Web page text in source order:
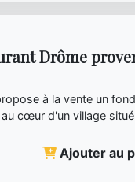
Drôme
à la vente un
cœur d'un village
Ajouter au